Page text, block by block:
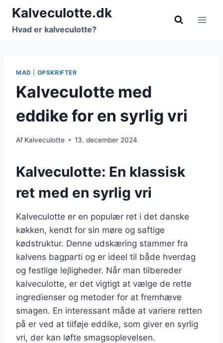
Fortsæt
indhold
Kalveculotte.dk
Hvad er kalveculotte?
MAD OPSKRIFTER
Kalveculotte med
eddike for en syrlig vri
Af Kalveculotte 13. december 2024
Kalveculotte: En klassisk
ret med en syrlig vri
Kalveculotte er en populær ret i det danske
køkken, kendt for sin møre og saftige
kødstruktur. Denne udskæring stammer fra
kalvens bagparti og er ideel til både hverdag
og festlige lejligheder. Når man tilbereder
kalveculotte, er det vigtigt at vælge de rette
ingredienser og metoder for at fremhæve
smagen. En interessant måde at variere retten
på er ved at tilføje eddike, som giver en syrlig
vri, der kan løfte smagsoplevelsen.